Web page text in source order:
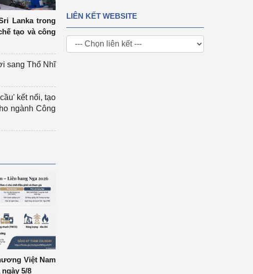
Lanka trong
tạo và công
sang Thổ Nhĩ
kết nối, tạo
ngành Công
Việt Nam
5/8
LIÊN KẾT WEBSITE